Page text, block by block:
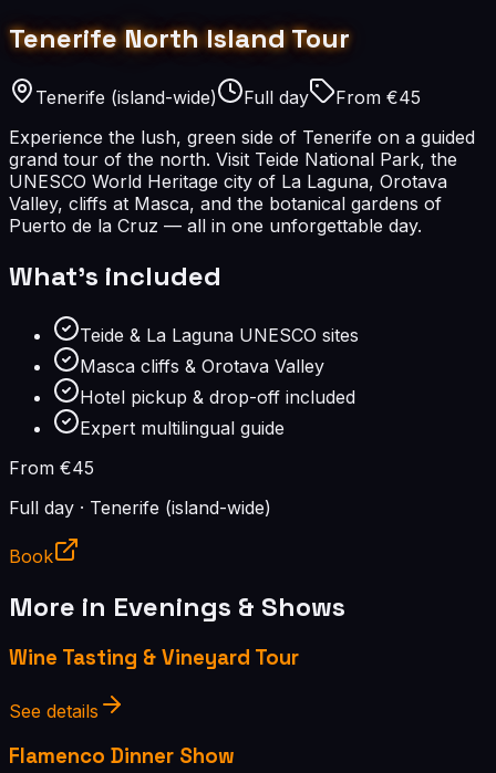
Tenerife North Island Tour
Tenerife (island-wide) Full day
From €45
Experience the lush, green side of Tenerife on a guided
grand tour of the north. Visit Teide National Park, the
UNESCO World Heritage city of La Laguna, Orotava
Valley, cliffs at Masca, and the botanical gardens of
Puerto de la Cruz — all in one unforgettable day.
What's included
Teide & La Laguna UNESCO sites
Masca cliffs & Orotava Valley
Hotel pickup & drop-off included
Expert multilingual guide
From €45
Full day · Tenerife (island-wide)
Book
More in Evenings & Shows
Wine Tasting & Vineyard Tour
See details
Flamenco Dinner Show